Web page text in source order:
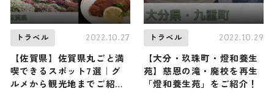
トラベル 2022.10.27
【佐賀県】佐賀県丸ごと満
喫できるスポット7選｜グ
ルメから観光地までご紹
トラベル 2022.10.29
【大分・玖珠町・燈和養生
苑】慈恩の滝・廃校を再生
「燈和養生苑」をご紹介！